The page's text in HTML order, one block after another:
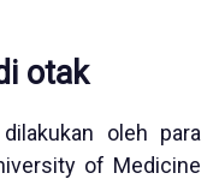
otak
oleh para
of Medicine